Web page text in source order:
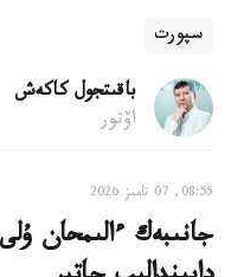
سپورت
باقىتجول كاكەش
اۆتور
08:55, 07 تامىز 2026
جانىبەك ءالىمحان